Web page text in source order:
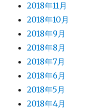
2018年11月
2018年10月
2018年9月
2018年8月
2018年7月
2018年6月
2018年5月
2018年4月